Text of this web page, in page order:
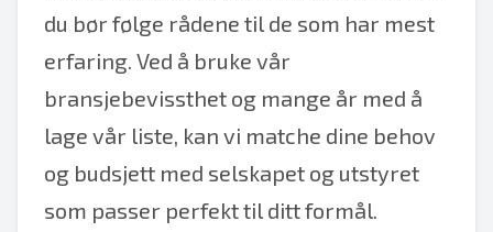
du bør følge rådene til de som har mest
erfaring. Ved å bruke vår
bransjebevissthet og mange år med å
lage vår liste, kan vi matche dine behov
og budsjett med selskapet og utstyret
som passer perfekt til ditt formål.